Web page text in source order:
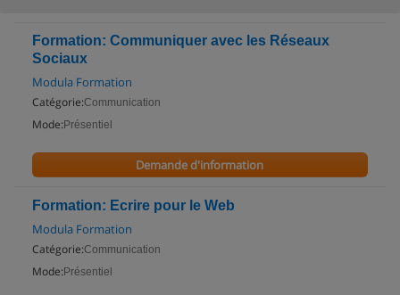
Formation: Communiquer avec les Réseaux
Sociaux
Modula Formation
Catégorie:Communication
Mode: Présentiel
Demande d'information
Formation: Ecrire pour le Web
Modula Formation
Catégorie:Communication
Mode: Présentiel